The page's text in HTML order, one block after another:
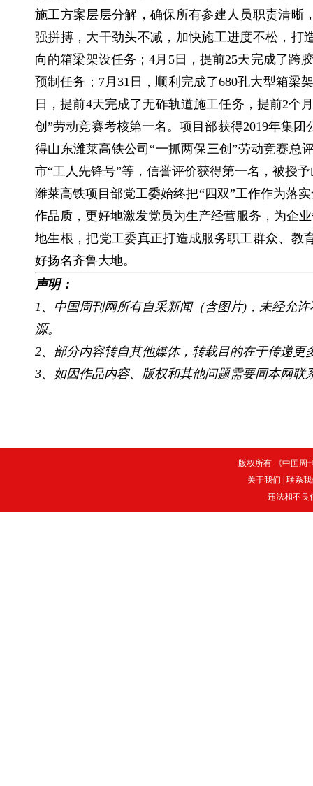
施工方案层层分解，确保所有参建人员职责清晰
强拼搏，大干劲头不减，加快施工进度不松，打
向的箱梁架设任务；4月5日，提前25天完成了跨
预制任务；7月31日，顺利完成了680孔大型箱梁
日，提前4天完成了无砟轨道施工任务，提前2个
创”劳动竞赛考核第一名。项目部获得2019年集
得山东潍莱高铁公司“一抓两保三创”劳动竞赛总
市“工人先锋号”等，信誉评价获得第一名，被授
潍莱高铁项目部党工委始终把“四双”工作作为落
作品质，更好地激发党员为生产经营服务，为企
地生根，把党工委真正打造成服务职工群众、教
好扬名齐鲁大地。
声明：
1、中国周刊网所有自采新闻（含图片)，未经允
源。
2、部分内容转自其他媒体，转载目的在于传递
3、如因作品内容、版权和其他问题需要同本网联
版权所有 《中国周
关于我们
联系
违法和不良